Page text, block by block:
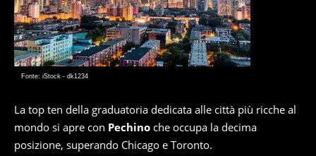
Fonte: iStock - dk1234
La top ten della graduatoria dedicata alle città più ricche al
mondo si apre con Pechino che occupa la decima
posizione, superando Chicago e Toronto.